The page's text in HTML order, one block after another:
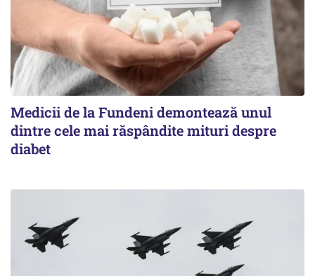
Medicii de la Fundeni demontează unul
dintre cele mai răspândite mituri despre
diabet